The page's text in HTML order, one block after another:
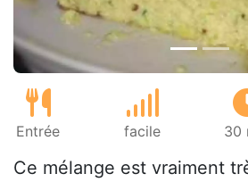
Entrée facile 30
Ce mélange est vraiment